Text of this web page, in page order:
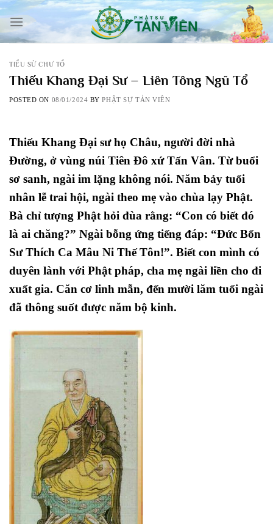
Skip
content
TIỂU SỬ CHƯ TỔ
Thiếu Khang Đại Sư – Liên Tông Ngũ Tổ
POSTED ON 08/01/2024 BYPHẬT SỰ TẢN VIÊN
Thiếu Khang Đại sư họ Châu, người đời nhà
Đường, ở vùng núi Tiên Đô xứ Tấn Vân. Từ buổi
sơ sanh, ngài im lặng không nói. Năm bảy tuổi
nhân lễ trai hội, ngài theo mẹ vào chùa lạy Phật.
Bà chỉ tượng Phật hỏi đùa rằng: “Con có biết đó
là ai chăng?” Ngài bỗng ứng tiếng đáp: “Đức Bổn
Sư Thích Ca Mâu Ni Thế Tôn!”. Biết con mình có
duyên lành với Phật pháp, cha mẹ ngài liền cho đi
xuất gia. Căn cơ linh mẫn, đến mười lăm tuổi ngài
đã thông suốt được năm bộ kinh.